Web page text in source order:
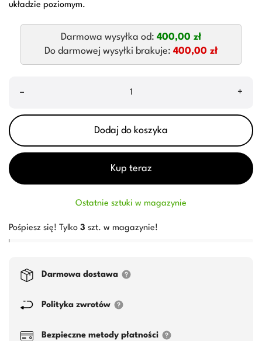
układzie poziomym.
Darmowa wysyłka od: 400,00 zł
Do darmowej wysyłki brakuje: 400,00 zł
– +
Dodaj do koszyka
Kup teraz
Ostatnie sztuki w magazynie
Pośpiesz się! Tylko 3 szt. w magazynie!
Darmowa dostawa
Polityka zwrotów
Bezpieczne metody płatności